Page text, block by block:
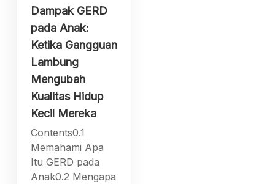
Dampak GERD
pada Anak:
Ketika Gangguan
Lambung
Mengubah
Kualitas Hidup
Kecil Mereka
Contents0.1
Memahami Apa
Itu GERD pada
Anak0.2 Mengapa